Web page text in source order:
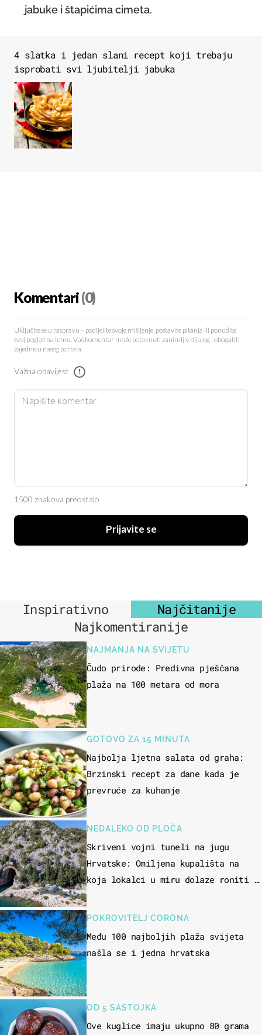
jabuke i štapićima cimeta.
4 slatka i jedan slani recept koji trebaju
isprobati svi ljubitelji jabuka
Komentari(0)
Uključite se u raspravu – podijelite svoje mišljenje, postavite pitanja ili ponudite
svoj pogled na temu. Vaš komentar može potaknuti zanimljiv dijalog i obogatiti
zajednicu našeg portala.
Važna obavijest !
1500 znakova preostalo
Prijavite se
Inspirativno
Najčitanije
Najkomentiranije
NAJMANJA NA SVIJETU
Čudo prirode: Predivna pješčana
plaža na 100 metara od mora
GOTOVO ZA 15 MINUTA
Najbolja ljetna salata od graha:
Brzinski recept za dane kada je
prevruće za kuhanje
NEDALEKO OD PLOČA
Skriveni vojni tuneli na jugu
Hrvatske: Omiljena kupališta na
koja lokalci u miru dolaze roniti i
POKROVITELJ CORONA
Među 100 najboljih plaža svijeta
našla se i jedna hrvatska
OD 5 SASTOJKA
Ove kuglice imaju ukupno 80 grama